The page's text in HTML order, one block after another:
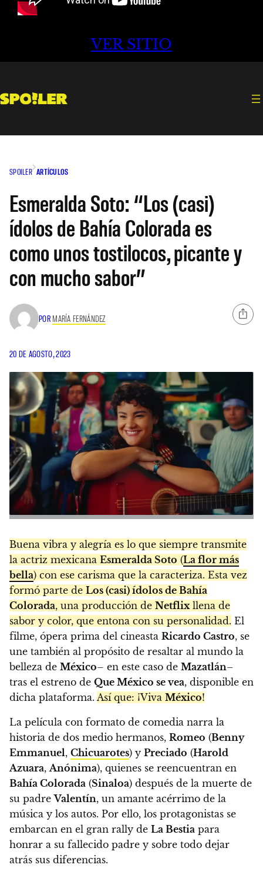
VER SITIO
SPOILER ARTÍCULOS
Esmeralda Soto: “Los (casi)
ídolos de Bahía Colorada es
como unos tostilocos, picante y
con mucho sabor”
POR MARÍA FERNÁNDEZ
20 DE AGOSTO, 2023
Buena vibra y alegría es lo que siempre transmite
la actriz mexicana Esmeralda Soto (La flor más
bella) con ese carisma que la caracteriza. Esta vez
formó parte de Los (casi) ídolos de Bahía
Colorada, una producción de Netflix llena de
sabor y color, que entona con su personalidad. El
filme, ópera prima del cineasta Ricardo Castro, se
une también al propósito de resaltar al mundo la
belleza de México– en este caso de Mazatlán–
tras el estreno de Que México se vea, disponible en
dicha plataforma. Así que: ¡Viva México!
La película con formato de comedia narra la
historia de dos medio hermanos, Romeo (Benny
Emmanuel, Chicuarotes) y Preciado (Harold
Azuara, Anónima), quienes se reencuentran en
Bahía Colorada (Sinaloa) después de la muerte de
su padreValentín, un amante acérrimo de la
música y los autos. Por ello, los protagonistas se
embarcan en el gran rally de La Bestia para
honrar a su fallecido padre y sobre todo dejar
atrás sus diferencias.